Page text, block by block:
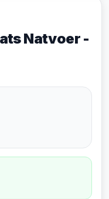
Natvoer -